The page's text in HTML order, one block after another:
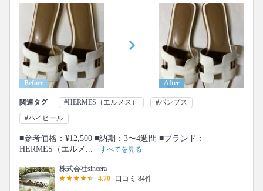
Before After
関連タグ #HERMES（エルメス）
#パンプス
#ハイヒール
...
■参考価格：¥12,500 ■納期：3〜4週間 ■ブランド：
HERMES（エルメ...
すべてを見る
株式会社sincera
4.70
口コミ 84件